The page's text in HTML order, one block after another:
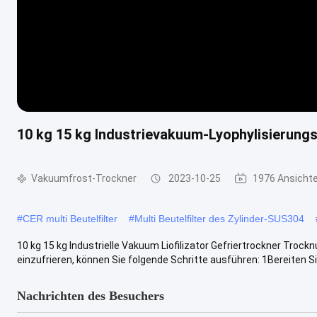
10 kg 15 kg Industrievakuum-
Vakuumfrost-Trockner 2023-10-25 1976
#CER multi Beutelfilter #Multi Beutelfilter des Zylinder-SUS304
10 kg 15 kg Industrielle Vakuum Liofilizator Gefriertrockner
einzufrieren, können Sie folgende Schritte ausführen: 1Bereiten
Nachrichten des Besuchers